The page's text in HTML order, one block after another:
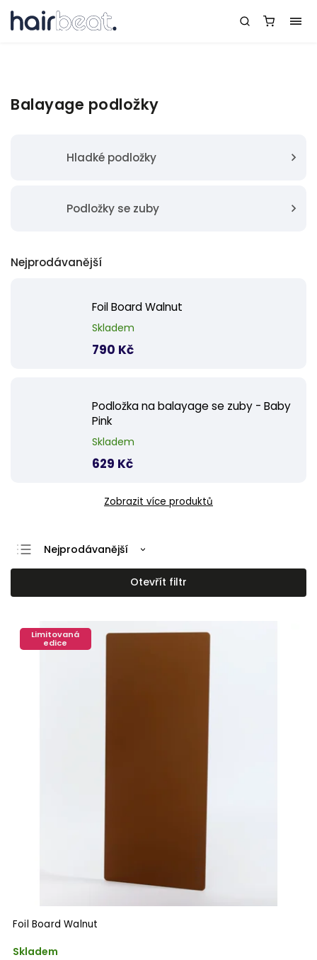
Balayage podložky
Hladké podložky
Podložky se zuby
Nejprodávanější
Foil Board Walnut
Skladem
790 Kč
Podložka na balayage se zuby - Baby
Pink
Skladem
629 Kč
Zobrazit více produktů
Nejprodávanější
Nejlevnější
Nejdražší
Otevřít filtr
Limitovaná
edice
Foil Board Walnut
Skladem